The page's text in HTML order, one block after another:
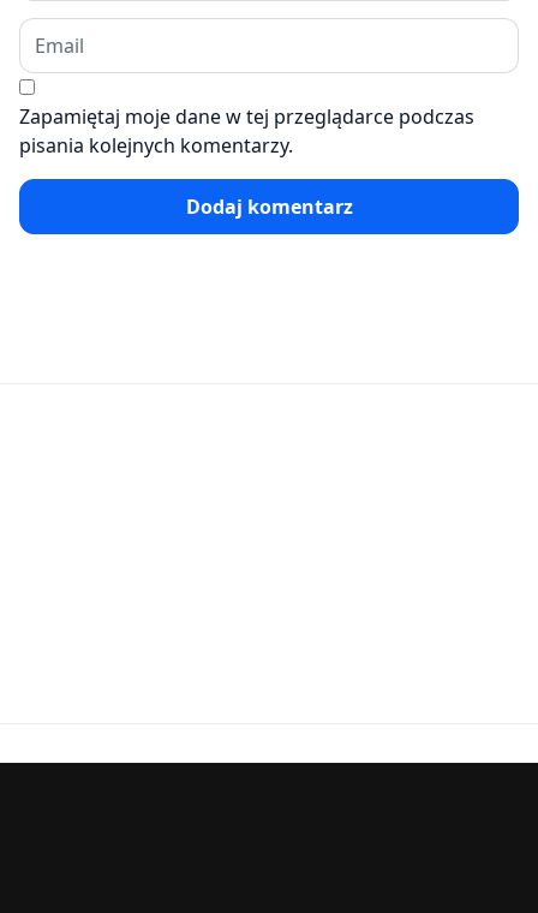
Zapamiętaj moje dane w tej przeglądarce podczas
pisania kolejnych komentarzy.
Dodaj komentarz